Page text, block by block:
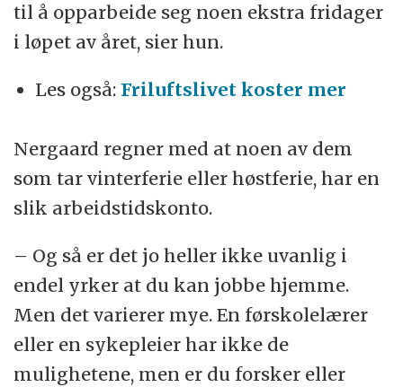
til å opparbeide seg noen ekstra fridager
i løpet av året, sier hun.
Les også:Friluftslivet koster mer
Nergaard regner med at noen av dem
som tar vinterferie eller høstferie, har en
slik arbeidstidskonto.
– Og så er det jo heller ikke uvanlig i
endel yrker at du kan jobbe hjemme.
Men det varierer mye. En førskolelærer
eller en sykepleier har ikke de
mulighetene, men er du forsker eller